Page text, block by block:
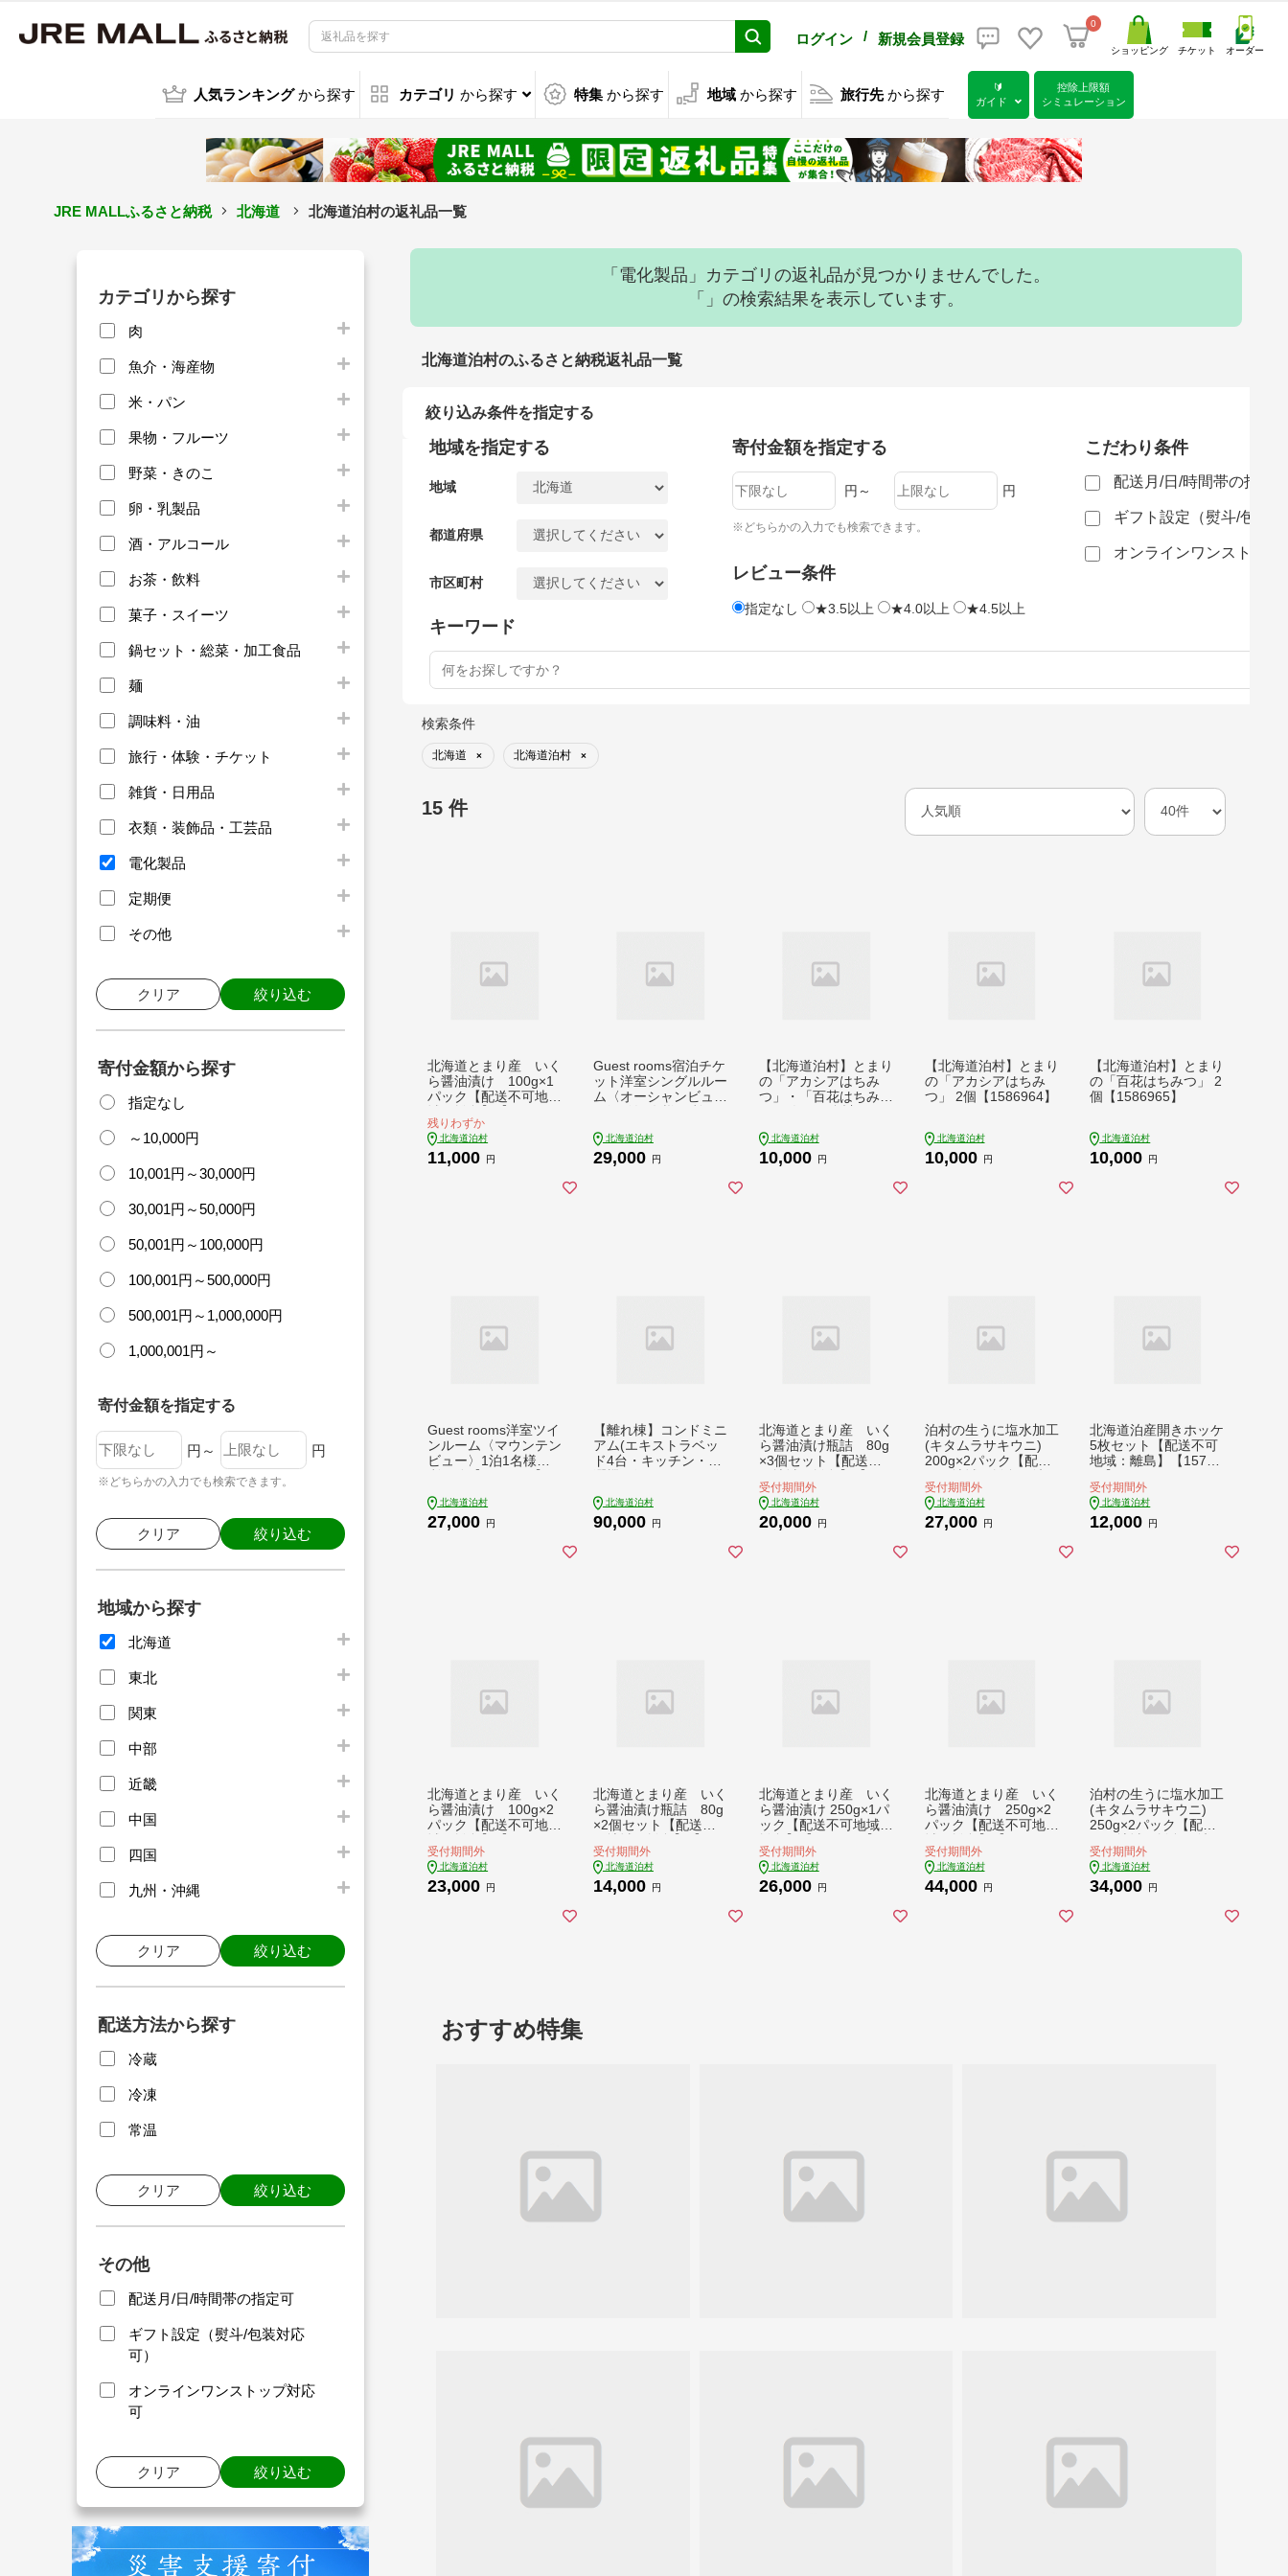
ログイン / 新規会員登録
0
ショッピング チケット オーダー
人気ランキング から探す カテゴリ から探す 特集 から探す 地域 から探す 旅行先 から探す
🔰
ガイド
控除上限額
シミュレーション
JRE MALLふるさと納税 北海道 北海道泊村の返礼品一覧
カテゴリから探す
肉
魚介・海産物
米・パン
果物・フルーツ
野菜・きのこ
卵・乳製品
酒・アルコール
お茶・飲料
菓子・スイーツ
鍋セット・総菜・加工食品
麺
調味料・油
旅行・体験・チケット
雑貨・日用品
衣類・装飾品・工芸品
電化製品
定期便
その他
クリア 絞り込む
寄付金額から探す
指定なし
～10,000円
10,001円～30,000円
30,001円～50,000円
50,001円～100,000円
100,001円～500,000円
500,001円～1,000,000円
1,000,001円～
寄付金額を指定する
円～ 円
※どちらかの入力でも検索できます。
クリア 絞り込む
地域から探す
北海道
東北
関東
中部
近畿
中国
四国
九州・沖縄
クリア 絞り込む
配送方法から探す
冷蔵
冷凍
常温
クリア 絞り込む
その他
配送月/日/時間帯の指定可
ギフト設定（熨斗/包装対応
可）
オンラインワンストップ対応
可
クリア 絞り込む
「電化製品」カテゴリの返礼品が見つかりませんでした。
「」の検索結果を表示しています。
北海道泊村のふるさと納税返礼品一覧
絞り込み条件を指定する
地域を指定する
地域
都道府県
市区町村
寄付金額を指定する
円～ 円
※どちらかの入力でも検索できます。
レビュー条件
指定なし ★3.5以上 ★4.0以上 ★4.5以上
こだわり条件
配送月/日/時間帯の指定
ギフト設定（熨斗/包装
オンラインワンストップ
キーワード
検索条件
北海道 × 北海道泊村 ×
15 件
北海道とまり産 いく
ら醤油漬け 100g×1
パック【配送不可地
1】
残りわずか
北海道泊村
11,000 円
Guest rooms宿泊チケ
ット洋室シングルルー
ム〈オーシャンビュ
北海道泊村
29,000 円
【北海道泊村】とまり
の「アカシアはちみ
つ」・「百花はちみ
北海道泊村
10,000 円
【北海道泊村】とまり
の「アカシアはちみ
つ」 2個【1586964】
北海道泊村
10,000 円
【北海道泊村】とまり
の「百花はちみつ」 2
個【1586965】
北海道泊村
10,000 円
Guest rooms洋室ツイ
ンルーム〈マウンテン
ビュー〉1泊1名様ご
北海道泊村
27,000 円
【離れ棟】コンドミニ
アム(エキストラベッ
ド4台・キッチン・洗
483410】
北海道泊村
90,000 円
北海道とまり産 いく
ら醤油漬け瓶詰 80g
×3個セット【配送不
7130】
受付期間外
北海道泊村
20,000 円
泊村の生うに塩水加工
(キタムラサキウニ)
200g×2パック【配送
縄・東北・関東・信
越、北陸・東海・近
畿・中国・四国・九
受付期間外
北海道泊村
27,000 円
北海道泊産開きホッケ
5枚セット【配送不可
地域：離島】【15762
受付期間外
北海道泊村
12,000 円
北海道とまり産 いく
ら醤油漬け 100g×2
パック【配送不可地
1】
受付期間外
北海道泊村
23,000 円
北海道とまり産 いく
ら醤油漬け瓶詰 80g
×2個セット【配送不
7129】
受付期間外
北海道泊村
14,000 円
北海道とまり産 いく
ら醤油漬け 250g×1パ
ック【配送不可地域：
受付期間外
北海道泊村
26,000 円
北海道とまり産 いく
ら醤油漬け 250g×2
パック【配送不可地
2】
受付期間外
北海道泊村
44,000 円
泊村の生うに塩水加工
(キタムラサキウニ)
250g×2パック【配送
縄・東北・関東・信
越、北陸・東海・近
畿・中国・四国・九
受付期間外
北海道泊村
34,000 円
おすすめ特集